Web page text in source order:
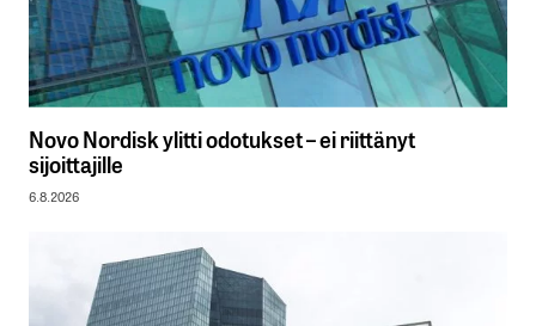
Novo Nordisk ylitti odotukset – ei riittänyt
sijoittajille
6.8.2026